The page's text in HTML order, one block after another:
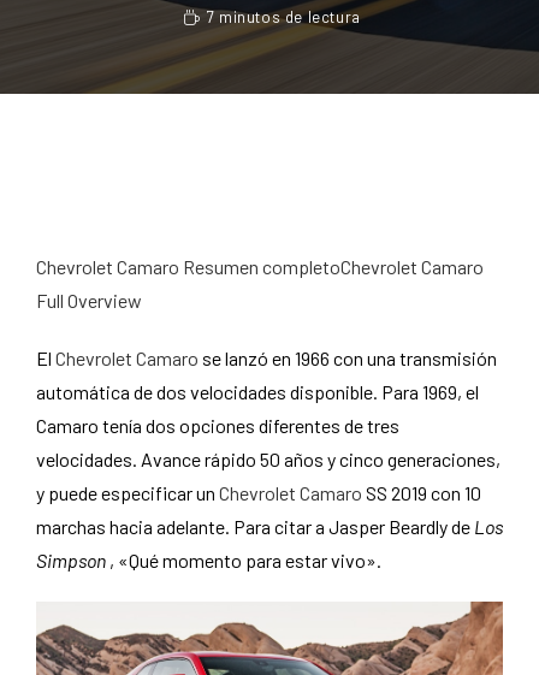
7 minutos de lectura
Chevrolet Camaro Resumen completoChevrolet Camaro
Full Overview
El Chevrolet Camaro se lanzó en 1966 con una transmisión
automática de dos velocidades disponible. Para 1969, el
Camaro tenía dos opciones diferentes de tres
velocidades. Avance rápido 50 años y cinco generaciones,
y puede especificar un Chevrolet Camaro SS 2019 con 10
marchas hacia adelante. Para citar a Jasper Beardly de Los
Simpson , «Qué momento para estar vivo».